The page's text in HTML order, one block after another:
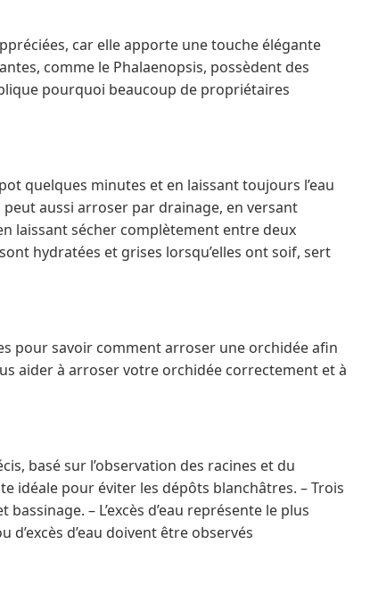
car elle apporte une touche élégante
comme le Phalaenopsis, possèdent des
pourquoi beaucoup de propriétaires
quelques minutes et en laissant toujours l’eau
aussi arroser par drainage, en versant
laissant sécher complètement entre deux
hydratées et grises lorsqu’elles ont soif, sert
pour savoir comment arroser une orchidée afin
aider à arroser votre orchidée correctement et à
basé sur l’observation des racines et du
idéale pour éviter les dépôts blanchâtres. – Trois
– L’excès d’eau représente le plus
d’eau doivent être observés